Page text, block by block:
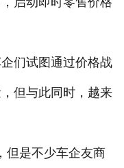
们试图通过价格战
但与此同时，越来
是不少车企友商